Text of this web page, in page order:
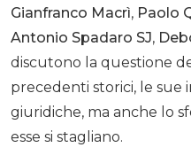
Gianfranco Macrì, Paolo
Antonio Spadaro SJ,
discutono la questione
precedenti storici, le sue
giuridiche, ma anche lo
esse si stagliano.